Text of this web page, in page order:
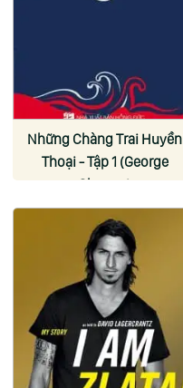
Những Chàng Trai Huyền
Thoại - Tập 1 (George
Ohsawa)